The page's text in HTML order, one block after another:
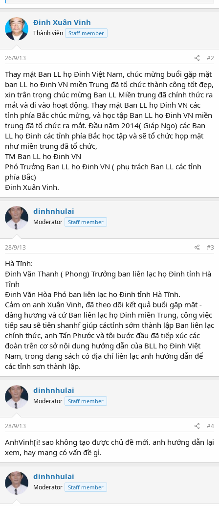
e
a
c
t
i
o
n
s
Đinh Xuân Vinh
Thành viên Staff member
26/9/13 #2
Thay mặt Ban LL họ Đinh Việt Nam, chúc mừng buổi gặp mặt
ban LL họ Đinh VN miền Trung đã tổ chức thành công tốt đẹp,
xin trân trọng chúc mừng Ban LL Miền trung đã chính thức ra
mắt và đi vào hoạt động. Thay mặt Ban LL họ Đinh VN các
tỉnh phía Bắc chúc mừng, và học tập Ban LL họ Đinh VN miền
trung đã tổ chức ra mắt. Đầu năm 2014( Giáp Ngọ) các Ban
LL họ Đinh các tỉnh phía Bắc học tập và sẽ tổ chức họp mặt
như miền trung đã tổ chức,
TM Ban LL họ Đinh VN
Phó Trưởng Ban LL họ Đinh VN ( phụ trách Ban LL các tỉnh
phía Bắc)
Đinh Xuân Vinh.
dinhnhulai
Moderator Staff member
28/9/13 #3
Hà Tĩnh:
Đinh Văn Thanh ( Phong) Trưởng ban liên lạc họ Đinh tỉnh Hà
Tĩnh
Đinh Văn Hòa Phó ban liên lạc họ Đinh tỉnh Hà Tĩnh.
Cảm ơn anh Xuân Vinh, đã theo dõi kết quả buổi gặp mặt -
dâng hương và cử Ban liên lạc họ Đinh miền Trung, công việc
tiếp sau sẽ tiên shanhf giúp cáctỉnh sớm thành lập Ban liên lạc
chính thức, anh Tấn Phước và tôi bước đầu đã tiếp xúc các
đoàn trên cơ sở nội dung hướng dẫn của BLL họ Đinh Việt
Nam, trong dang sách có địa chỉ liên lạc anh hướng dẫn để
các tỉnh sơn thành lập.
dinhnhulai
Moderator Staff member
28/9/13 #4
AnhVinh[i! sao không tạo được chủ đề mới. anh hướng dẫn lại
xem, hay mạng có vấn đề gì.
dinhnhulai
Moderator Staff member